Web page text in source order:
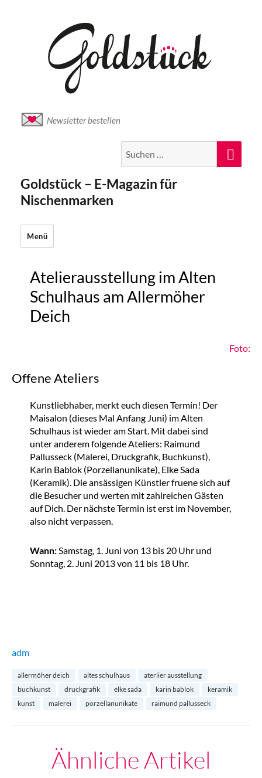
Newsletter bestellen
nach:
Goldstück – E-Magazin für
Nischenmarken
Menü
Atelierausstellung im Alten
Schulhaus am Allermöher
Deich
Foto:
Offene Ateliers
Kunstliebhaber, merkt euch diesen Termin! Der
Maisalon (dieses Mal Anfang Juni) im Alten
Schulhaus ist wieder am Start. Mit dabei sind
unter anderem folgende Ateliers: Raimund
Pallusseck (Malerei, Druckgrafik, Buchkunst),
Karin Bablok (Porzellanunikate), Elke Sada
(Keramik). Die ansässigen Künstler fruene sich auf
die Besucher und werten mit zahlreichen Gästen
auf Dich. Der nächste Termin ist erst im November,
also nicht verpassen.
Wann:Samstag, 1. Juni von 13 bis 20 Uhr und
Sonntag, 2. Juni 2013 von 11 bis 18 Uhr.
adm
allermöher deich altes schulhaus
aterlier ausstellung
buchkunst
druckgrafik elke sada karin bablok
keramik
kunst
malerei porzellanunikate raimund pallusseck
Ähnliche Artikel